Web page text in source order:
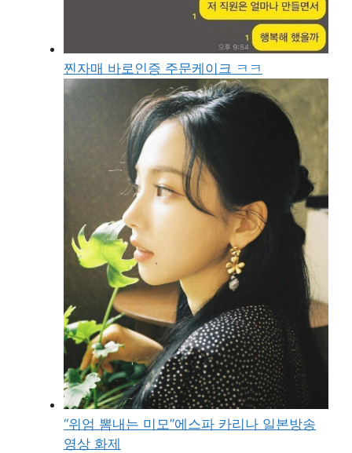
찐자매 바로인증 주문케이크 ㅋㅋ
“위엄 뽐내는 미모”에스파 카리나 일본방송
영상 화제